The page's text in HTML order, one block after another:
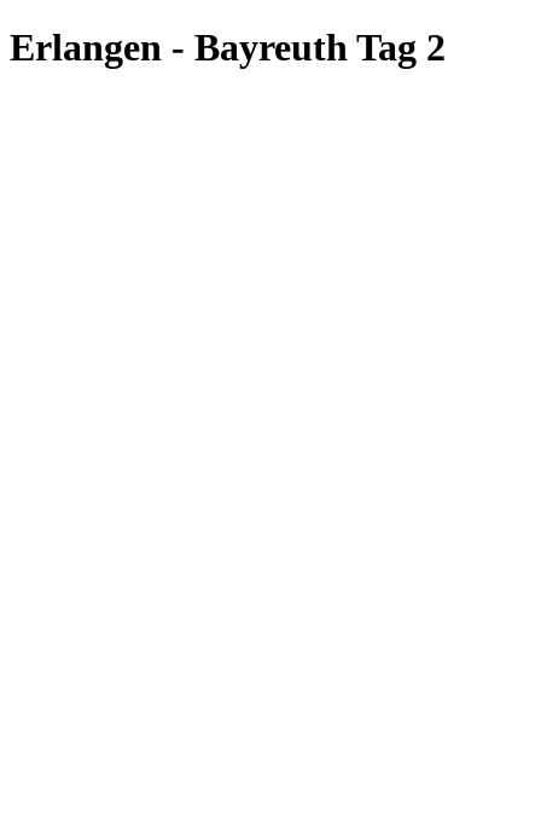
Erlangen - Bayreuth Tag 2